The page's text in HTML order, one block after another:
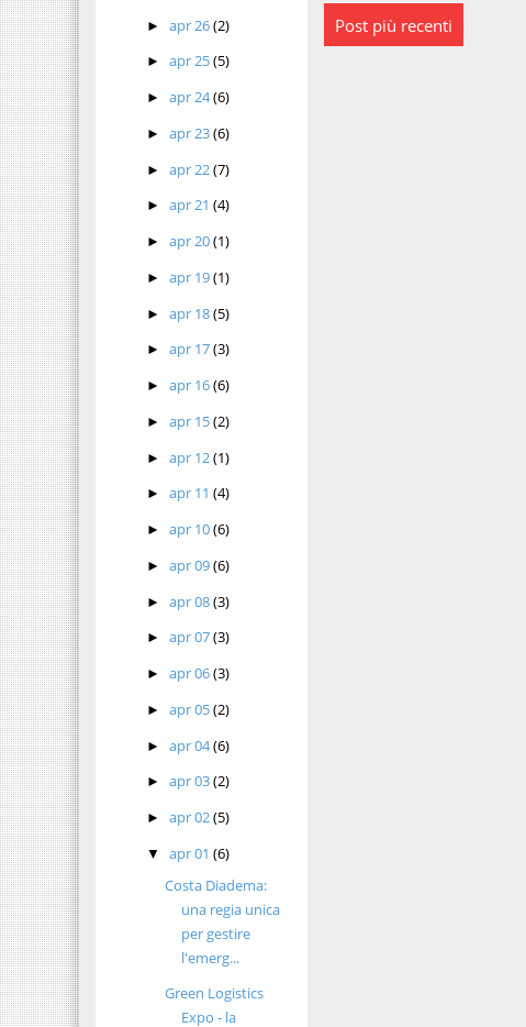
►apr 26(2)
►apr 25(5)
►apr 24(6)
►apr 23(6)
►apr 22(7)
►apr 21(4)
►apr 20(1)
►apr 19(1)
►apr 18(5)
►apr 17(3)
►apr 16(6)
►apr 15(2)
►apr 12(1)
►apr 11(4)
►apr 10(6)
►apr 09(6)
►apr 08(3)
►apr 07(3)
►apr 06(3)
►apr 05(2)
►apr 04(6)
►apr 03(2)
►apr 02(5)
▼apr 01(6)
Costa Diadema:
una regia unica
per gestire
l'emerg...
Green Logistics
Expo - la
Post più recenti